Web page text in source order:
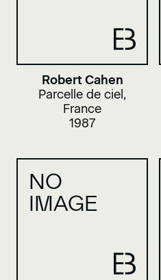
Robert Cahen
Parcelle de ciel,
France
1987
NO
IMAGE